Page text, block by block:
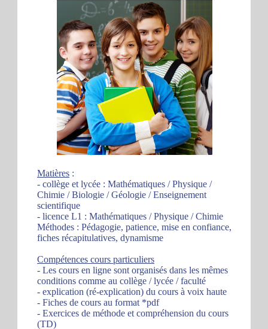
Matières :
- collège et lycée : Mathématiques / Physique /
Chimie / Biologie / Géologie / Enseignement
scientifique
- licence L1 : Mathématiques / Physique / Chimie
Méthodes : Pédagogie, patience, mise en confiance,
fiches récapitulatives, dynamisme
Compétences cours particuliers
- Les cours en ligne sont organisés dans les mêmes
conditions comme au collège / lycée / faculté
- explication (ré-explication) du cours à voix haute
- Fiches de cours au format *pdf
- Exercices de méthode et compréhension du cours
(TD)